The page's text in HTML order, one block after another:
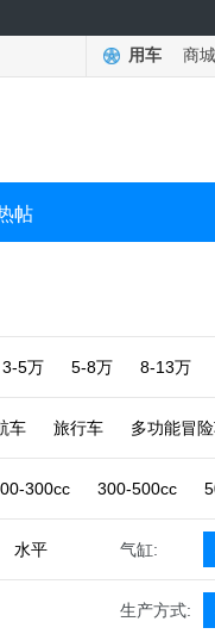
用车 商城
帖
3-5万 5-8万 8-13万
车 旅行车 多功能冒
300cc 300-500cc
水平 气缸:
生产方式: